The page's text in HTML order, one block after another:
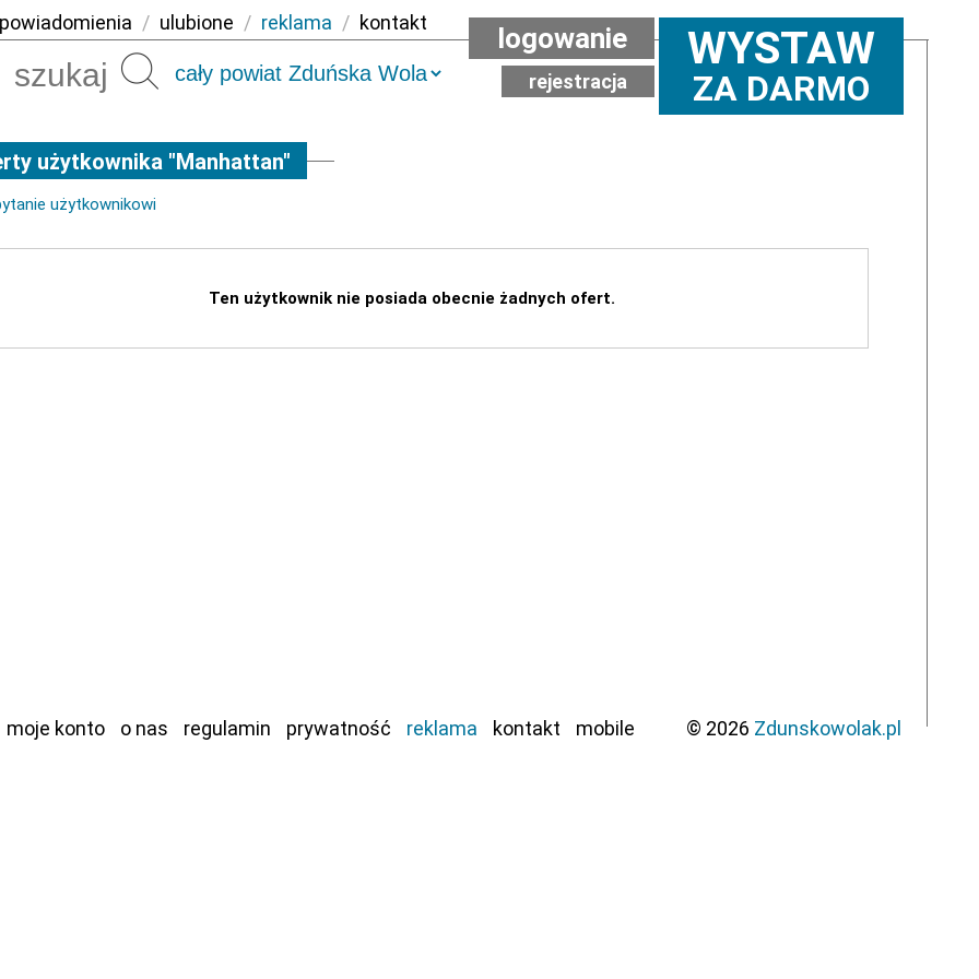
powiadomienia / ulubione / reklama / kontakt
Szukaj WYSTAW
ZA DARMO
logowanie
rejestracja
użytkownika "Manhattan"
użytkownikowi
Ten użytkownik nie posiada obecnie żadnych ofert.
moje konto o nas regulamin prywatność reklama kontakt mobile © 2026 Zdunskowolak.pl